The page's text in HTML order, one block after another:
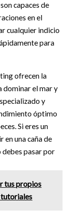
capaces de
en el
cualquier indicio
para
ofrecen la
dominar el mar y
y
óptimo
Si eres un
en una caña de
debes pasar por
tus propios
tutoriales